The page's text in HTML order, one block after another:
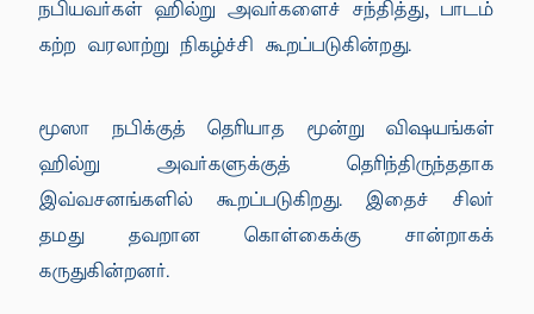
நபியவர்கள் ஹில்று அவர்களைச் சந்தித்து, பாடம்
கற்ற வரலாற்று நிகழ்ச்சி கூறப்படுகின்றது.
மூஸா நபிக்குத் தெரியாத மூன்று விஷயங்கள்
ஹில்று அவர்களுக்குத் தெரிந்திருந்ததாக
இவ்வசனங்களில் கூறப்படுகிறது. இதைச் சிலர்
தமது தவறான கொள்கைக்கு சான்றாகக்
கருதுகின்றனர்.